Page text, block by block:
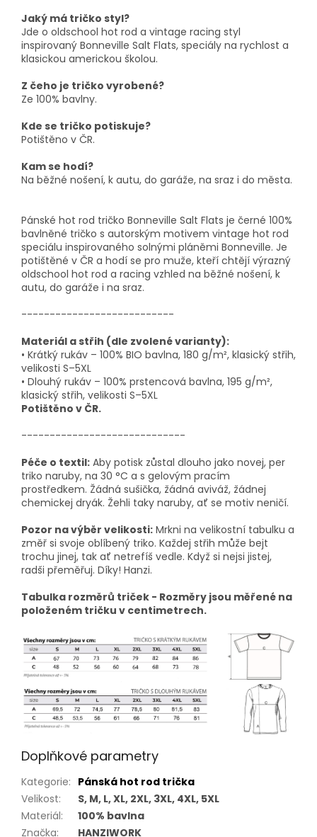
Jaký má tričko styl?
Jde o oldschool hot rod a vintage racing styl
inspirovaný Bonneville Salt Flats, speciály na rychlost a
klasickou americkou školou.
Z čeho je tričko vyrobené?
Ze 100% bavlny.
Kde se tričko potiskuje?
Potištěno v ČR.
Kam se hodí?
Na běžné nošení, k autu, do garáže, na sraz i do města.
Pánské hot rod tričko Bonneville Salt Flats je černé 100%
bavlněné tričko s autorským motivem vintage hot rod
speciálu inspirovaného solnými pláněmi Bonneville. Je
potištěné v ČR a hodí se pro muže, kteří chtějí výrazný
oldschool hot rod a racing vzhled na běžné nošení, k
autu, do garáže i na sraz.
---------------------------
Materiál a střih (dle zvolené varianty):
• Krátký rukáv – 100% BIO bavlna, 180 g/m², klasický střih,
velikosti S–5XL
• Dlouhý rukáv – 100% prstencová bavlna, 195 g/m²,
klasický střih, velikosti S–5XL
Potištěno v ČR.
-----------------------------
Péče o textil: Aby potisk zůstal dlouho jako novej, per
triko naruby, na 30 °C a s gelovým pracím
prostředkem. Žádná sušička, žádná aviváž, žádnej
chemickej dryák. Žehli taky naruby, ať se motiv neničí.
Pozor na výběr velikosti: Mrkni na velikostní tabulku a
změř si svoje oblíbený triko. Každej střih může bejt
trochu jinej, tak ať netrefíš vedle. Když si nejsi jistej,
radši přeměřuj. Díky! Hanzi.
Tabulka rozměrů triček - Rozměry jsou měřené na
položeném tričku v centimetrech.
Doplňkové parametry
Kategorie: Pánská hot rod trička
Velikost:
S, M, L, XL, 2XL, 3XL, 4XL, 5XL
Materiál:
100% bavlna
Značka:
HANZIWORK